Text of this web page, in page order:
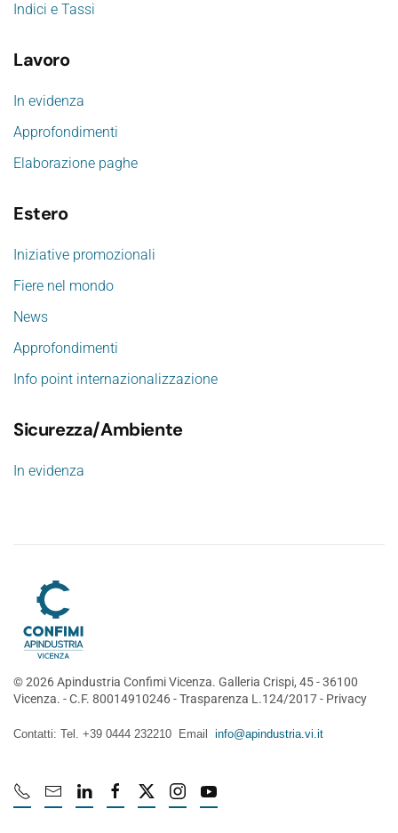
Indici e Tassi
Lavoro
In evidenza
Approfondimenti
Elaborazione paghe
Estero
Iniziative promozionali
Fiere nel mondo
News
Approfondimenti
Info point internazionalizzazione
Sicurezza/Ambiente
In evidenza
©2026Apindustria Confimi Vicenza. Galleria Crispi, 45 - 36100
Vicenza. - C.F. 80014910246 -Trasparenza L.124/2017- Privacy
Contatti: Tel. +39 0444 232210 Email info@apindustria.vi.it